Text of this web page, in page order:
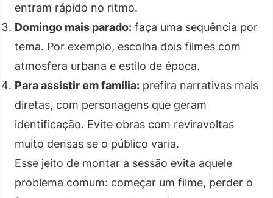
entram rápido no ritmo.
Domingo mais parado: faça uma sequência por
tema. Por exemplo, escolha dois filmes com
atmosfera urbana e estilo de época.
Para assistir em família: prefira narrativas mais
diretas, com personagens que geram
identificação. Evite obras com reviravoltas
muito densas se o público varia.
Esse jeito de montar a sessão evita aquele
problema comum: começar um filme, perder o